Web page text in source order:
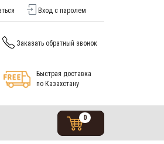
Вход с паролем
Заказать обратный звонок
Быстрая доставка
по Казахстану
0